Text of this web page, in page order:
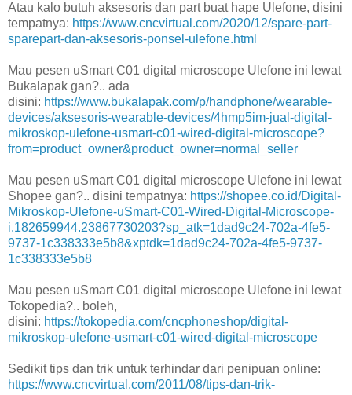
Atau kalo butuh aksesoris dan part buat hape Ulefone, disini
tempatnya: https://www.cncvirtual.com/2020/12/spare-part-
sparepart-dan-aksesoris-ponsel-ulefone.html
Mau pesen uSmart C01 digital microscope Ulefone ini lewat
Bukalapak gan?.. ada
disini: https://www.bukalapak.com/p/handphone/wearable-
devices/aksesoris-wearable-devices/4hmp5im-jual-digital-
mikroskop-ulefone-usmart-c01-wired-digital-microscope?
from=product_owner&product_owner=normal_seller
Mau pesen uSmart C01 digital microscope Ulefone ini lewat
Shopee gan?.. disini tempatnya: https://shopee.co.id/Digital-
Mikroskop-Ulefone-uSmart-C01-Wired-Digital-Microscope-
i.182659944.23867730203?sp_atk=1dad9c24-702a-4fe5-
9737-1c338333e5b8&xptdk=1dad9c24-702a-4fe5-9737-
1c338333e5b8
Mau pesen uSmart C01 digital microscope Ulefone ini lewat
Tokopedia?.. boleh,
disini: https://tokopedia.com/cncphoneshop/digital-
mikroskop-ulefone-usmart-c01-wired-digital-microscope
Sedikit tips dan trik untuk terhindar dari penipuan online:
https://www.cncvirtual.com/2011/08/tips-dan-trik-